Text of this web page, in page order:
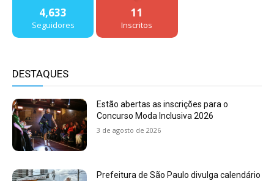
4,633
Seguidores
11
Inscritos
DESTAQUES
Estão abertas as inscrições para o
Concurso Moda Inclusiva 2026
3 de agosto de 2026
Prefeitura de São Paulo divulga calendário